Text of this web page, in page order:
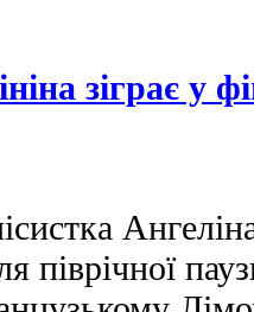
зіграє у
піврічної